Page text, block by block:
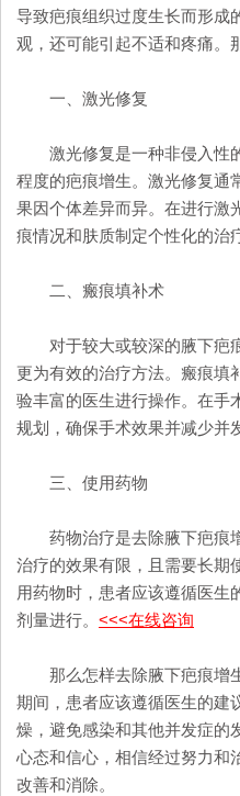
导致疤痕组织过度生长而形成
观，还可能引起不适和疼痛。
一、激光修复
激光修复是一种非侵入性
程度的疤痕增生。激光修复通
果因个体差异而异。在进行激
痕情况和肤质制定个性化的治
二、瘢痕填补术
对于较大或较深的腋下疤
更为有效的治疗方法。瘢痕填
验丰富的医生进行操作。在手
规划，确保手术效果并减少并
三、使用药物
药物治疗是去除腋下疤痕
治疗的效果有限，且需要长期
用药物时，患者应该遵循医生
剂量进行。 <<<在线咨询
那么怎样去除腋下疤痕增
期间，患者应该遵循医生的建
燥，避免感染和其他并发症的
心态和信心，相信经过努力和
改善和消除。